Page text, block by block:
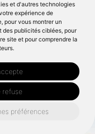
et d'autres technologies
expérience de
pour vous montrer un
des publicités ciblées, pour
site et pour comprendre la
refuse
préférences
d'arbre
lès le